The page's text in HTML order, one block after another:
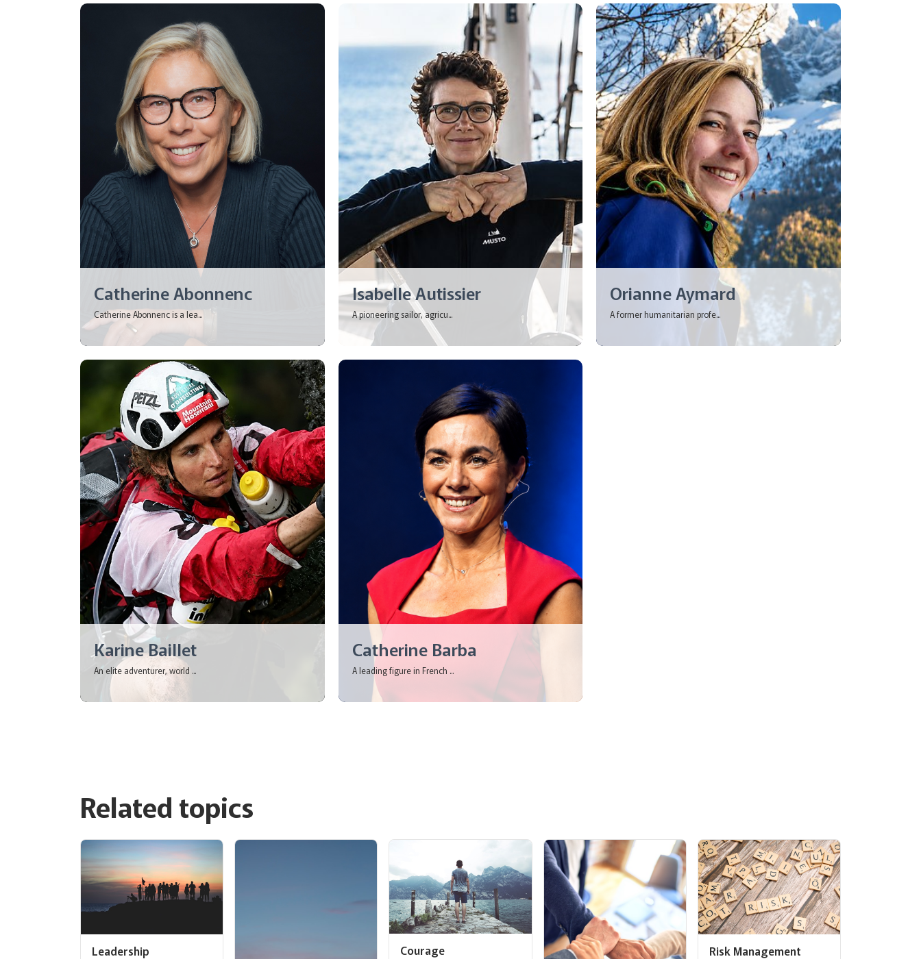
Catherine Abonnenc
Catherine Abonnenc is a lea...
Isabelle Autissier
A pioneering sailor, agricu...
Orianne Aymard
A former humanitarian profe...
Karine Baillet
An elite adventurer, world ...
Catherine Barba
A leading figure in French ...
Related topics
Leadership Courage Risk Management